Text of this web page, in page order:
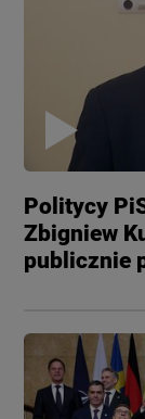
Politycy
Zbigniew
publicznie